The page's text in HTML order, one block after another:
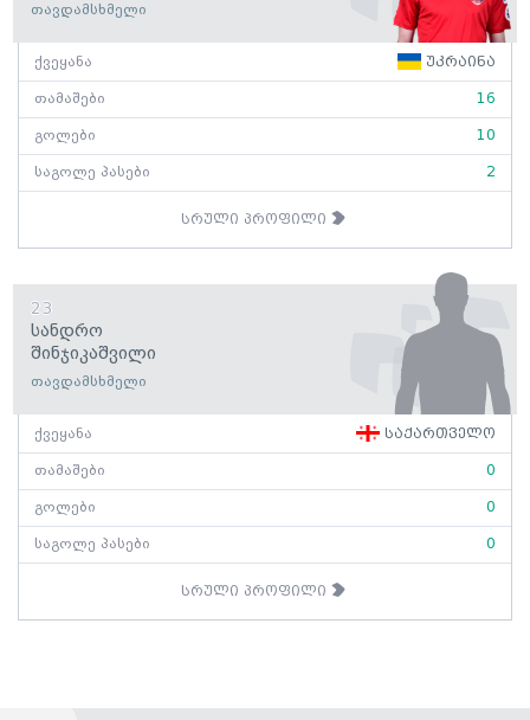
თავდამსხმელი
ქვეყანა უკრაინა
თამაშები 16
გოლები 10
საგოლე პასები 2
სრული პროფილი
23
Სანდრო
Შინჯიკაშვილი
თავდამსხმელი
ქვეყანა საქართველო
თამაშები 0
გოლები 0
საგოლე პასები 0
სრული პროფილი